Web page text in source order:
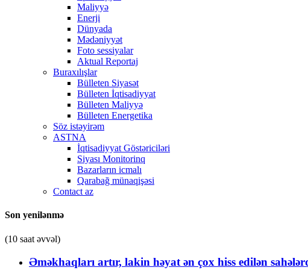
Maliyyə
Enerji
Dünyada
Mədəniyyət
Foto sessiyalar
Aktual Reportaj
Buraxılışlar
Bülleten Siyasət
Bülleten İqtisadiyyat
Bülleten Maliyyə
Bülleten Energetika
Söz istəyirəm
ASTNA
İqtisadiyyat Göstəriciləri
Siyası Monitorinq
Bazarların icmalı
Qarabağ münaqişəsi
Contact az
Son yenilənmə
(10 saat əvvəl)
Əməkhaqları artır, lakin həyat ən çox hiss edilən